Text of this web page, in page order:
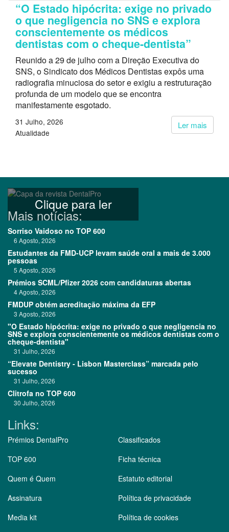
“O Estado hipócrita: exige no privado
o que negligencia no SNS e explora
conscientemente os médicos
dentistas com o cheque-dentista”
Reunido a 29 de julho com a Direção Executiva do
SNS, o Sindicato dos Médicos Dentistas expôs uma
radiografia minuciosa do setor e exigiu a restruturação
profunda de um modelo que se encontra
manifestamente esgotado.
Ler mais
31 Julho, 2026
Atualidade
Clique para ler
Mais notícias:
Sorriso Vaidoso no TOP 600
6 Agosto, 2026
Estudantes da FMD-UCP levam saúde oral a mais de 3.000
pessoas
5 Agosto, 2026
Prémios SCML/Pfizer 2026 com candidaturas abertas
4 Agosto, 2026
FMDUP obtém acreditação máxima da EFP
3 Agosto, 2026
"O Estado hipócrita: exige no privado o que negligencia no
SNS e explora conscientemente os médicos dentistas com o
cheque-dentista"
31 Julho, 2026
“Elevate Dentistry - Lisbon Masterclass” marcada pelo
sucesso
31 Julho, 2026
Clitrofa no TOP 600
30 Julho, 2026
Links:
Prémios DentalPro
TOP 600
Quem é Quem
Assinatura
Media kit
Classificados
Ficha técnica
Estatuto editorial
Política de privacidade
Política de cookies